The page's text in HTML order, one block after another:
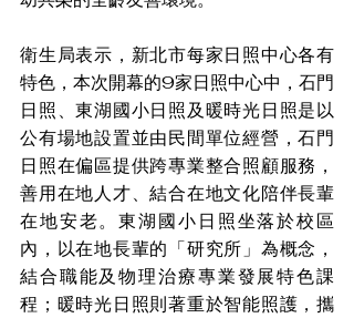
衛生局表示，新北市每家日照中心各有
特色，本次開幕的9家日照中心中，石門
日照、東湖國小日照及暖時光日照是以
公有場地設置並由民間單位經營，石門
日照在偏區提供跨專業整合照顧服務，
善用在地人才、結合在地文化陪伴長輩
在地安老。東湖國小日照坐落於校區
內，以在地長輩的「研究所」為概念，
結合職能及物理治療專業發展特色課
程；暖時光日照則著重於智能照護，攜